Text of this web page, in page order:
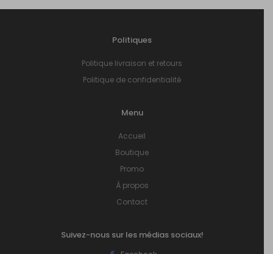
Politiques
Politique livraison et retours
Politique de confidentialité
Menu
Accueil
Boutique
Promo
À propos
Contact
Suivez-nous sur les médias sociaux!